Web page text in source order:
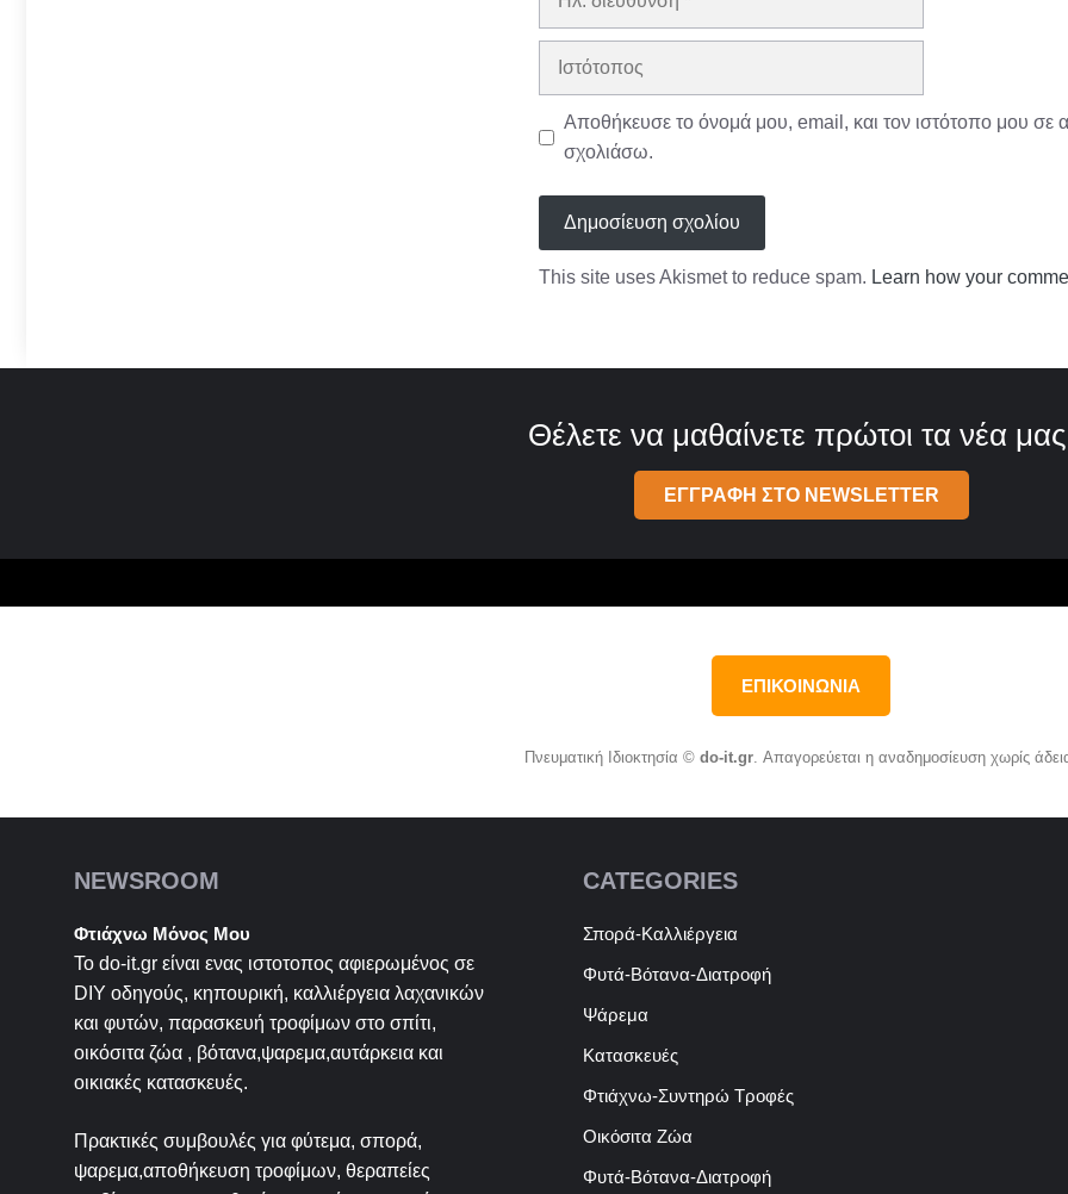
Ιστότοπος
Αποθήκευσε το όνομά μου, email, και τον ιστότοπο μου σε
σχολιάσω.
This site uses Akismet to reduce spam. Learn how your
Θέλετε να μαθαίνετε πρώτοι τα νέα
ΕΓΓΡΑΦΗ ΣΤΟ NEWSLETTER
ΕΠΙΚΟΙΝΩΝΙΑ
Πνευματική Ιδιοκτησία © do-it.gr. Απαγορεύεται η αναδημοσίευση χωρίς
NEWSROOM
Φτιάχνω Μόνος Μου
Το do-it.gr είναι ενας ιστοτοπος αφιερωμένος σε
DIY οδηγούς, κηπουρική, καλλιέργεια λαχανικών
και φυτών, παρασκευή τροφίμων στο σπίτι,
οικόσιτα ζώα , βότανα,ψαρεμα,αυτάρκεια και
οικιακές κατασκευές.
Πρακτικές συμβουλές για φύτεμα, σπορά,
ψαρεμα,αποθήκευση τροφίμων, θεραπείες
CATEGORIES
Σπορά-Καλλιέργεια
Φυτά-Βότανα-Διατροφή
Ψάρεμα
Κατασκευές
Φτιάχνω-Συντηρώ Τροφές
Οικόσιτα Ζώα
Φυτά-Βότανα-Διατροφή